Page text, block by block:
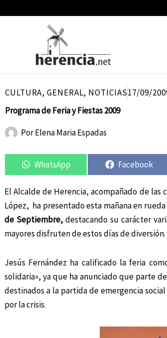
CULTURA,GENERAL, NOTICIAS17/09/
Programa de Feria y Fiestas 2009
PorElena Maria Espadas
en
WhatsApp
en
Facebook
El Alcalde de Herencia, acompañado de las
López, ha presentado esta mañana en
de Septiembre,destacando su carácter
mayores disfruten de estos días de diversión.
Jesús Fernández ha calificado la feria
solidaria», ya que ha anunciado que parte
destinados a la partida de emergencia
por la crisis.
en en